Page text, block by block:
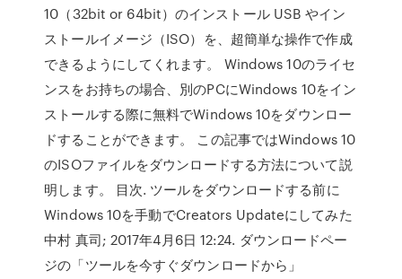
10（32bit or 64bit）のインストール USB やイン
ストールイメージ（ISO）を、超簡単な操作で作成
できるようにしてくれます。 Windows 10のライセ
ンスをお持ちの場合、別のPCにWindows 10をイン
ストールする際に無料でWindows 10をダウンロー
ドすることができます。 この記事ではWindows 10
のISOファイルをダウンロードする方法について説
明します。 目次. ツールをダウンロードする前に
Windows 10を手動でCreators Updateにしてみた
中村 真司; 2017年4月6日 12:24. ダウンロードペー
ジの「ツールを今すぐダウンロードから」